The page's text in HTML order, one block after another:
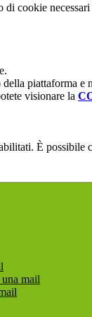
cookie
piattaforma e
visionare la
È
mail